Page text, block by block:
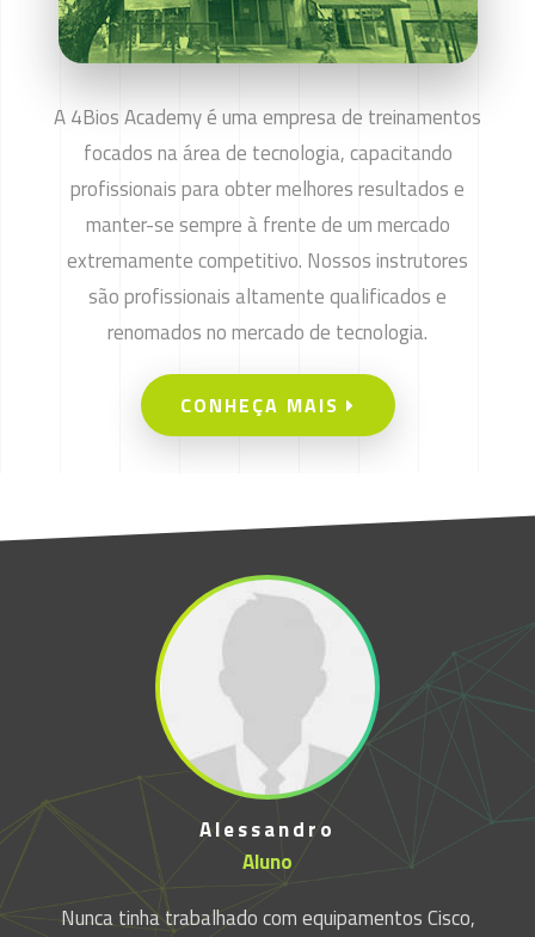
A 4Bios Academy é uma empresa de treinamentos
focados na área de tecnologia, capacitando
profissionais para obter melhores resultados e
manter-se sempre à frente de um mercado
extremamente competitivo. Nossos instrutores
são profissionais altamente qualificados e
renomados no mercado de tecnologia.
CONHEÇA MAIS
Alessandro
Aluno
Nunca tinha trabalhado com equipamentos Cisco,